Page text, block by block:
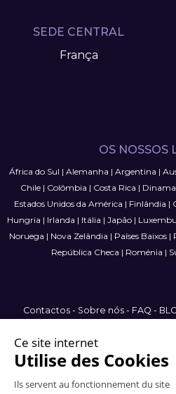
SEDE CENTRAL
França
OS NOSSOS
África do Sul | Alemanha | Argentina |
Chile | Colômbia | Costa Rica |
Estados Unidos da América | Finlândia |
Hungria | Irlanda | Itália | Japão |
Noruega | Nova Zelândia | Países Baixos|
República Checa | Roménia |
Contactos- Sobre nós- FAQ -